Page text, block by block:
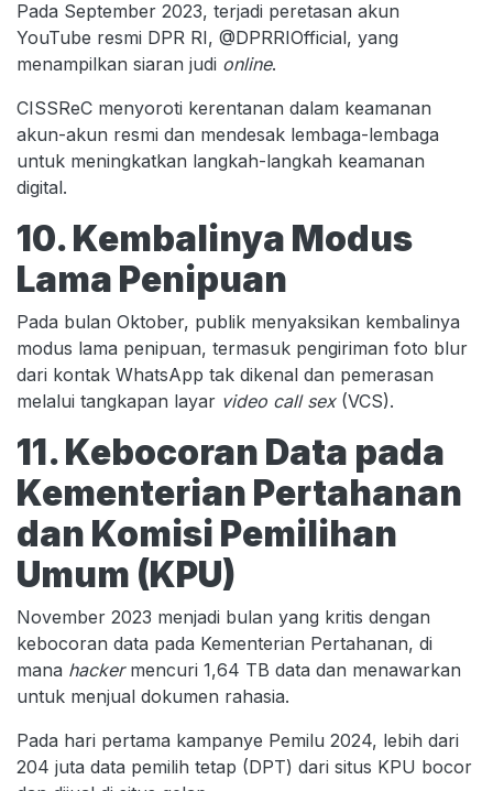
Pada September 2023, terjadi peretasan akun
YouTube resmi DPR RI, @DPRRIOfficial, yang
menampilkan siaran judi online.
CISSReC menyoroti kerentanan dalam keamanan
akun-akun resmi dan mendesak lembaga-lembaga
untuk meningkatkan langkah-langkah keamanan
digital.
10. Kembalinya Modus
Lama Penipuan
Pada bulan Oktober, publik menyaksikan kembalinya
modus lama penipuan, termasuk pengiriman foto blur
dari kontak WhatsApp tak dikenal dan pemerasan
melalui tangkapan layar video call sex(VCS).
11. Kebocoran Data pada
Kementerian Pertahanan
dan Komisi Pemilihan
Umum (KPU)
November 2023 menjadi bulan yang kritis dengan
kebocoran data pada Kementerian Pertahanan, di
mana hackermencuri 1,64 TB data dan menawarkan
untuk menjual dokumen rahasia.
Pada hari pertama kampanye Pemilu 2024, lebih dari
204 juta data pemilih tetap (DPT) dari situs KPU bocor